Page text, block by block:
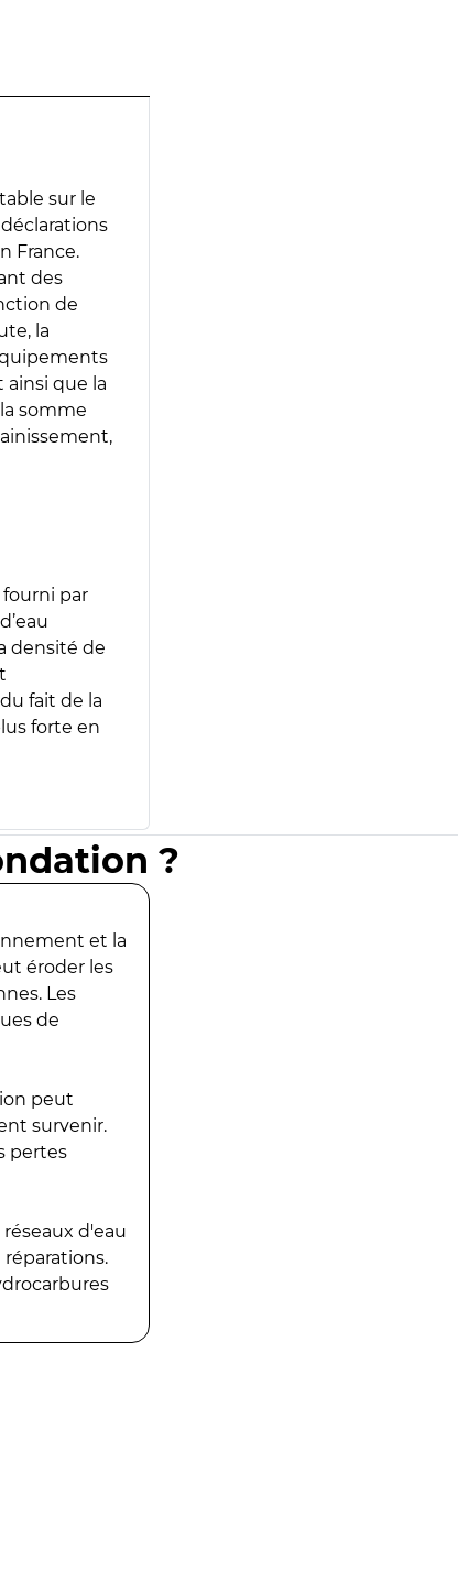
sur le
France.
des
de
la
ainsi que la
somme
fourni par
densité de
fait de la
forte en
?
et la
éroder les
Les
de
peut
survenir.
pertes
d'eau